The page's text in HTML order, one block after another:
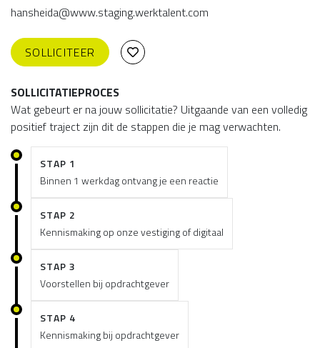
hansheida@www.staging.werktalent.com
SOLLICITEER
SOLLICITATIEPROCES
Wat gebeurt er na jouw sollicitatie? Uitgaande van een volledig
positief traject zijn dit de stappen die je mag verwachten.
STAP 1
Binnen 1 werkdag ontvang je een reactie
STAP 2
Kennismaking op onze vestiging of digitaal
STAP 3
Voorstellen bij opdrachtgever
STAP 4
Kennismaking bij opdrachtgever